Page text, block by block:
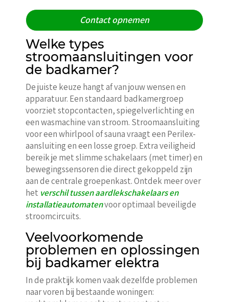
Contact opnemen
Welke types
stroomaansluitingen voor
de badkamer?
De juiste keuze hangt af van jouw wensen en
apparatuur. Een standaard badkamergroep
voorziet stopcontacten, spiegelverlichting en
een wasmachine van stroom. Stroomaansluiting
voor een whirlpool of sauna vraagt een Perilex-
aansluiting en een losse groep. Extra veiligheid
bereik je met slimme schakelaars (met timer) en
bewegingssensoren die direct gekoppeld zijn
aan de centrale groepenkast. Ontdek meer over
het verschil tussen aardlekschakelaars en
installatieautomatenvoor optimaal beveiligde
stroomcircuits.
Veelvoorkomende
problemen en oplossingen
bij badkamer elektra
In de praktijk komen vaak dezelfde problemen
naar voren bij bestaande woningen: